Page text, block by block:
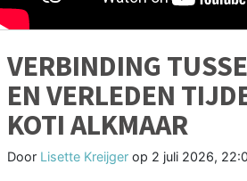
VERBINDING
EN VERLEDEN
KOTI ALKMAAR
Door Lisette Kreijger op 2 juli 2026,